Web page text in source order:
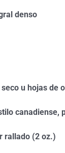
denso
u hojas de
canadiense,
rallado (2 oz.)